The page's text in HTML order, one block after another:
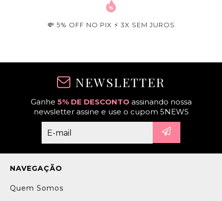
💸 5% OFF NO PIX ⚡ 3X SEM JUROS
NEWSLETTER
Ganhe 5% DE DESCONTOassinando nossa
newsletter assine e use o cupom 5NEWS
NAVEGAÇÃO
Quem Somos